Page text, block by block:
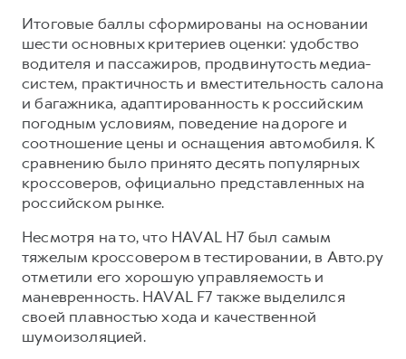
Автомобильные аксессуары
Коллекция CITY
Коллекция Базовая
Коллекция Детская
Коллекция CITY
Коллекция Базовая
Коллекция Детская
Итоговые баллы сформированы на основании
шести основных критериев оценки: удобство
водителя и пассажиров, продвинутость медиа-
систем, практичность и вместительность салона
и багажника, адаптированность к российским
погодным условиям, поведение на дороге и
соотношение цены и оснащения автомобиля. К
сравнению было принято десять популярных
кроссоверов, официально представленных на
российском рынке.
Несмотря на то, что HAVAL H7 был самым
тяжелым кроссовером в тестировании, в Авто.ру
отметили его хорошую управляемость и
маневренность. HAVAL F7 также выделился
своей плавностью хода и качественной
шумоизоляцией.